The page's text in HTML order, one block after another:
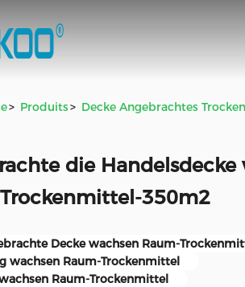
> Produits> Decke Angebrachtes
die Handelsdecke
350m2
Decke wachsen Raum-
wachsen Raum-Trockenmittel
Raum-Trockenmittel